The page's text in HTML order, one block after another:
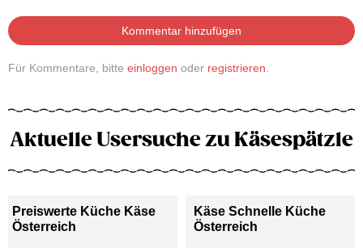
Kommentar hinzufügen
Für Kommentare, bitte einloggen oder registrieren
Aktuelle Usersuche zu Käsespätzle
Preiswerte Küche Käse
Österreich
Käse Schnelle Küche
Österreich